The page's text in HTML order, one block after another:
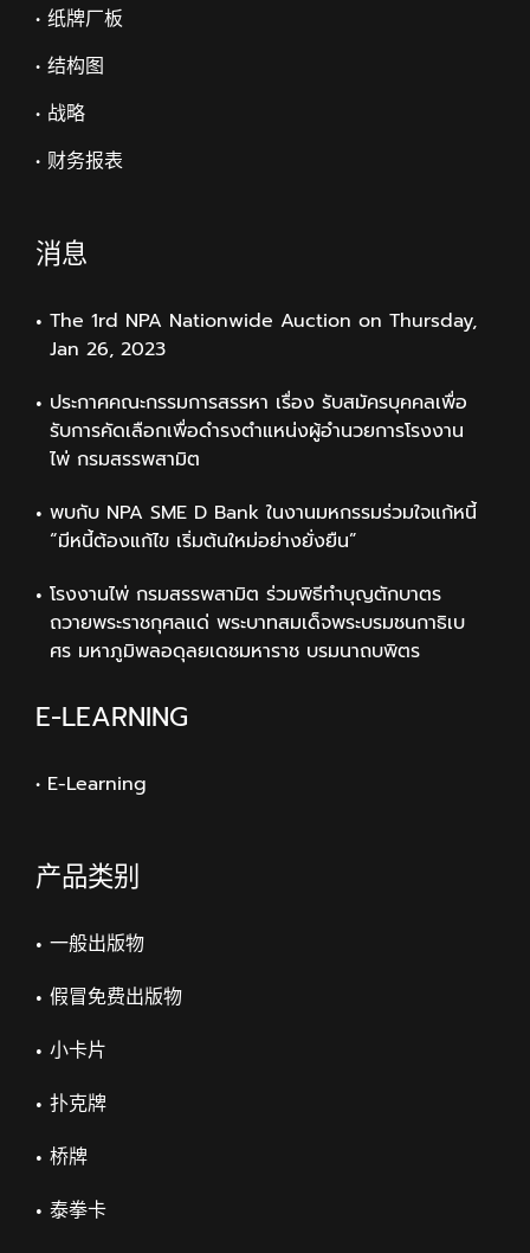
• 纸牌厂板
• 结构图
• 战略
• 财务报表
消息
The 1rd NPA Nationwide Auction on Thursday,
Jan 26, 2023
ประกาศคณะกรรมการสรรหา เรื่อง รับสมัครบุคคลเพื่อ
รับการคัดเลือกเพื่อดำรงตำแหน่งผู้อำนวยการโรงงาน
ไพ่ กรมสรรพสามิต
พบกับ NPA SME D Bank ในงานมหกรรมร่วมใจแก้หนี้
“มีหนี้ต้องแก้ไข เริ่มต้นใหม่อย่างยั่งยืน”
โรงงานไพ่ กรมสรรพสามิต ร่วมพิธีทำบุญตักบาตร
ถวายพระราชกุศลแด่ พระบาทสมเด็จพระบรมชนกาธิเบ
ศร มหาภูมิพลอดุลยเดชมหาราช บรมนาถบพิตร
E-LEARNING
• E-Learning
产品类别
一般出版物
假冒免费出版物
小卡片
扑克牌
桥牌
泰拳卡